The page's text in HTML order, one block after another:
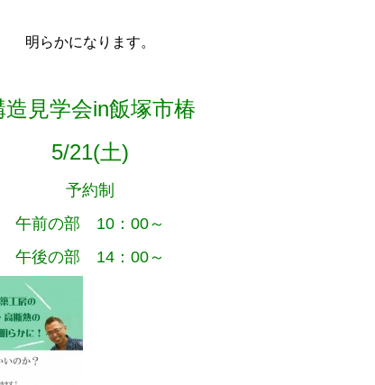
明らかになります。
造見学会in飯塚市椿
5/21(土)
予約制
午前の部 10：00～
午後の部 14：00～